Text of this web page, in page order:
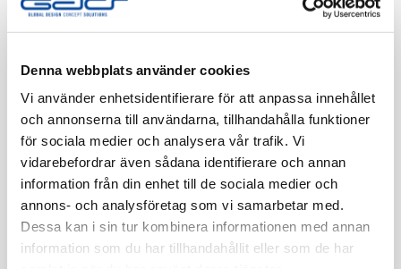
Denna webbplats använder cookies
Vi använder enhetsidentifierare för att anpassa innehållet
och annonserna till användarna, tillhandahålla funktioner
för sociala medier och analysera vår trafik. Vi
vidarebefordrar även sådana identifierare och annan
information från din enhet till de sociala medier och
annons- och analysföretag som vi samarbetar med.
Dessa kan i sin tur kombinera informationen med annan
information som du har tillhandahållit eller som de har
PC Electric
Vägguttag 16A 3p 6h
RU/UIF IP44
Läs mer
PC Electric
Vägguttag 16A 5p 6h
IP44
Läs mer